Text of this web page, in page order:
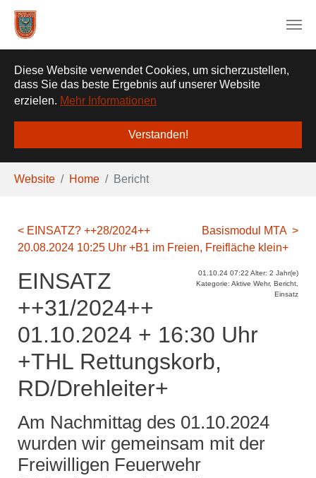
Diese Website verwendet Cookies, um sicherzustellen,
dass Sie das beste Ergebnis auf unserer Website
erzielen. Mehr Informationen
Verstanden!
Sie sind hier:
Website Home Bericht
Basismodul MTA >
< EINSATZ? ++28/2024++
20.08.2024 10:25 Uhr +B1 im Freien, Freifläche klein+
01.10.24 07:22 Alter: 2 Jahr(e)
Kategorie: Aktive Wehr, Bericht,
Einsatz
EINSATZ
++31/2024++
01.10.2024 + 16:30 Uhr
+THL Rettungskorb,
RD/Drehleiter+
Am Nachmittag des 01.10.2024
wurden wir gemeinsam mit der
Freiwilligen Feuerwehr